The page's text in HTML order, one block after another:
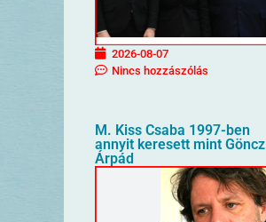
2026-08-07
Nincs hozzászólás
M. Kiss Csaba 1997-ben
annyit keresett mint Göncz
Árpád